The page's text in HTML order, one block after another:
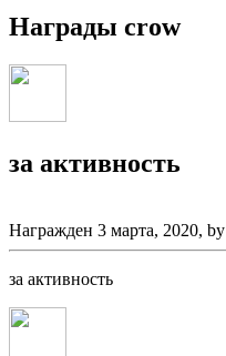
Награды crow
за активность
Награжден 3 марта, 2020, by
за активность